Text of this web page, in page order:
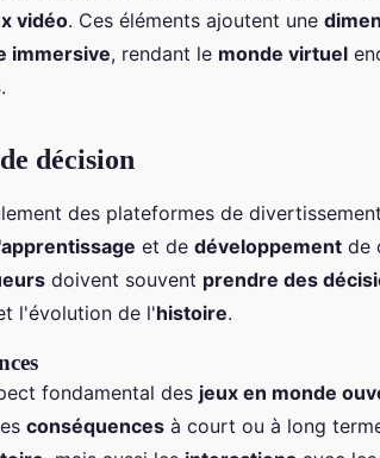
vidéo. Ces éléments ajoutent une
immersive, rendant le monde virtuel
.
décision
des plateformes de
et de développement de
doivent souvent prendre des
l'évolution de l'histoire.
fondamental des jeux en monde
conséquences à court ou à long